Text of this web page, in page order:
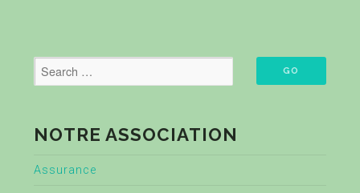
NOTRE ASSOCIATION
Assurance